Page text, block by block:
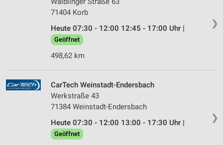
❯
71404 Korb
Heute 07:30 - 12:00 12:45 - 17:00 Uhr |
Geöffnet
498,62 km
❯
CarTech Weinstadt-Endersbach
Werkstraße 43
71384 Weinstadt-Endersbach
Heute 07:30 - 12:00 13:00 - 17:30 Uhr |
Geöffnet